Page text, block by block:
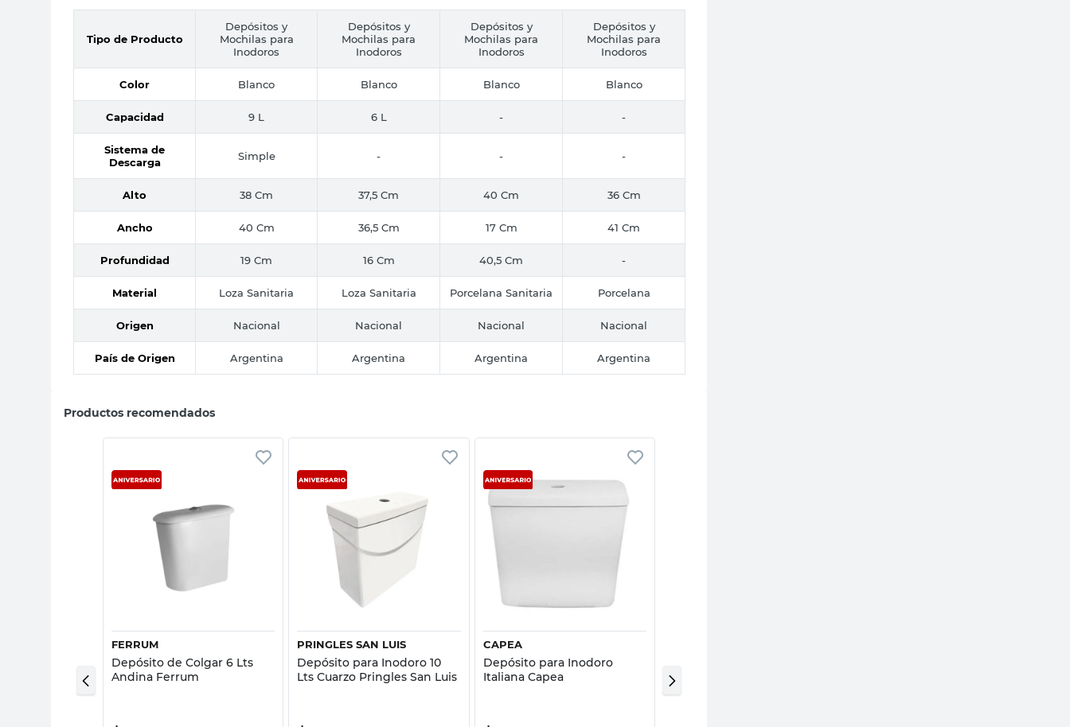
Tipo de Producto
Depósitos y
Mochilas para
Inodoros
Depósitos y
Mochilas para
Inodoros
Depósitos y
Mochilas para
Inodoros
Depósitos y
Mochilas para
Inodoros
Color Blanco Blanco Blanco Blanco
Capacidad 9 L 6 L - -
Sistema de
Descarga
Simple - - -
Alto 38 Cm 37,5 Cm 40 Cm 36 Cm
Ancho 40 Cm 36,5 Cm 17 Cm 41 Cm
Profundidad 19 Cm 16 Cm 40,5 Cm -
Material Loza Sanitaria Loza Sanitaria Porcelana Sanitaria Porcelana
Origen Nacional Nacional Nacional Nacional
País de Origen Argentina Argentina Argentina Argentina
Productos recomendados
Vista rápida
FERRUM
Depósito de Colgar 6 Lts
Andina Ferrum
PRINGLES SAN LUIS
Depósito para Inodoro 10
Lts Cuarzo Pringles San Luis
CAPEA
Depósito para Inodoro
Italiana Capea
para Inodoro Bari Ferrum